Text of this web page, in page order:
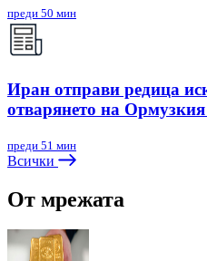
преди 50 мин
Иран отправи редица
отварянето на
преди 51 мин
Всички
От мрежата